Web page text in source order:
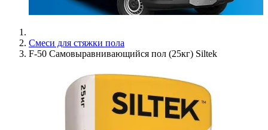
Смеси для стяжки пола
F-50 Самовыравнивающийся пол (25кг) Siltek